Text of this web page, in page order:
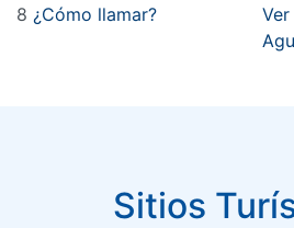
8 ¿Cómo llamar?
Sitios